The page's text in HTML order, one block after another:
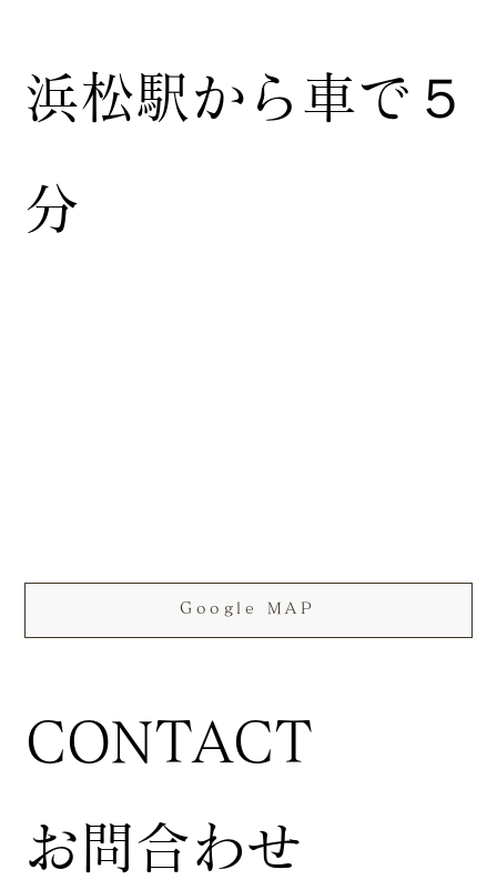
お問合わせ
浜松駅から車で５
分
Google MAP
CONTACT